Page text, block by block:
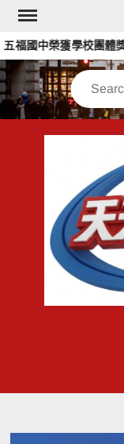
Skip
content
國中榮獲學校團體獎第
Search